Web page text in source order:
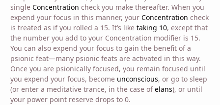
single Concentration check you make thereafter. When you
expend your focus in this manner, your Concentration check
is treated as if you rolled a 15. It’s like taking 10, except that
the number you add to your Concentration modifier is 15.
You can also expend your focus to gain the benefit of a
psionic feat—many psionic feats are activated in this way.
Once you are psionically focused, you remain focused until
you expend your focus, become unconscious, or go to sleep
(or enter a meditative trance, in the case ofelans), or until
your power point reserve drops to 0.